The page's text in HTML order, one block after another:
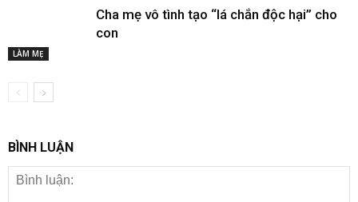
LÀM MẸ
Cha mẹ vô tình tạo “lá chắn độc hại” cho
con
BÌNH LUẬN